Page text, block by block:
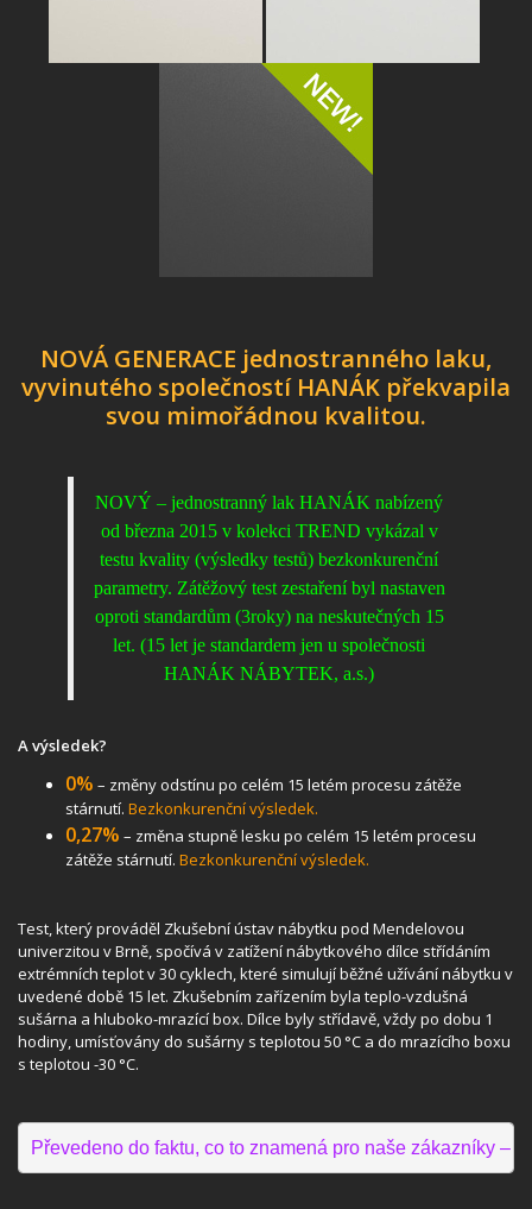
NOVÁ GENERACE jednostranného laku,
vyvinutého společností HANÁK překvapila
svou mimořádnou kvalitou.
NOVÝ – jednostranný lak HANÁK nabízený
od března 2015 v kolekci TREND vykázal v
testu kvality (výsledky testů) bezkonkurenční
parametry. Zátěžový test zestaření byl nastaven
oproti standardům (3roky) na neskutečných 15
let. (15 let je standardem jen u společnosti
HANÁK NÁBYTEK, a.s.)
A výsledek?
0% – změny odstínu po celém 15 letém procesu zátěže
stárnutí. Bezkonkurenční výsledek.
0,27% – změna stupně lesku po celém 15 letém procesu
zátěže stárnutí. Bezkonkurenční výsledek.
Test, který prováděl Zkušební ústav nábytku pod Mendelovou
univerzitou v Brně, spočívá v zatížení nábytkového dílce střídáním
extrémních teplot v 30 cyklech, které simulují běžné užívání nábytku v
uvedené době 15 let. Zkušebním zařízením byla teplo-vzdušná
sušárna a hluboko-mrazící box. Dílce byly střídavě, vždy po dobu 1
hodiny, umísťovány do sušárny s teplotou 50 °C a do mrazícího boxu
s teplotou -30 °C.
Převedeno do faktu, co to znamená pro naše zákazníky –